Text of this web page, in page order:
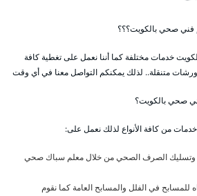
فني صحي بالكويت؟؟؟
خدمات مختلفة كما أننا نعمل على تغطية كافة
متنقلة.. لذلك يمكنكم التواصل معنا في أي وقت
صحي بالكويت؟
من كافة الأنواع لذلك نعمل على:
وتسليك الصرف الصحي من خلال معلم سباك صحي
في الفلل والمسابح العامة كما نقوم